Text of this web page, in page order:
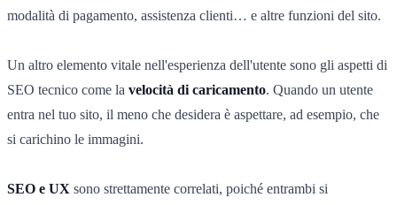
modalità di pagamento, assistenza clienti… e altre funzioni del sito.
Un altro elemento vitale nell'esperienza dell'utente sono gli aspetti di
SEO tecnico come la velocità di caricamento. Quando un utente
entra nel tuo sito, il meno che desidera è aspettare, ad esempio, che
si carichino le immagini.
SEO e UX sono strettamente correlati, poiché entrambi si